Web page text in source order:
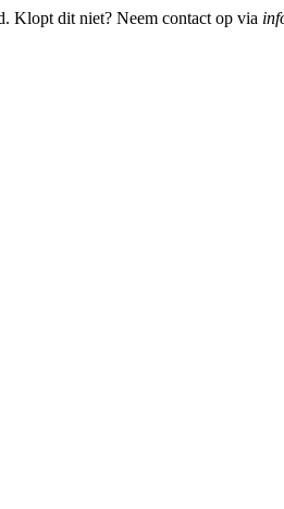
Klopt dit niet? Neem contact op via